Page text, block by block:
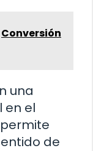
Conversión
una
en el
de